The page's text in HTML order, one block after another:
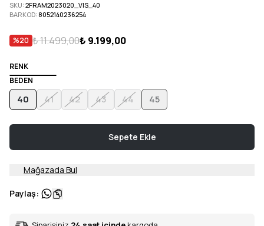
SKU:2FRAM2023020_VIS_40
BARKOD: 8052140236254
%20 ₺ 11.499,00₺ 9.199,00
RENK
BEDEN
40 41 42 43 44 45
Sepete Ekle
Mağazada Bul
Paylaş: